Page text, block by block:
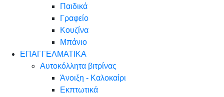
Παιδικά
Γραφείο
Κουζίνα
Μπάνιο
ΕΠΑΓΓΕΛΜΑΤΙΚΑ
Αυτοκόλλητα βιτρίνας
Άνοιξη - Καλοκαίρι
Εκπτωτικά